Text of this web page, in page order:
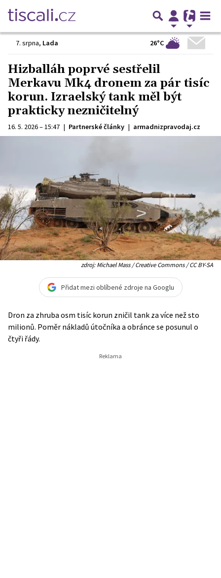
7. srpna, Lada 26°C
Hizballáh poprvé sestřelil
Merkavu Mk4 dronem za pár tisíc
korun. Izraelský tank měl být
prakticky nezničitelný
16. 5. 2026 – 15:47 | Partnerské články | armadnizpravodaj.cz
zdroj: Michael Mass / Creative Commons / CC BY-SA
Přidat mezi oblíbené zdroje na Googlu
Dron za zhruba osm tisíc korun zničil tank za více než sto
milionů. Poměr nákladů útočníka a obránce se posunul o
čtyři řády.